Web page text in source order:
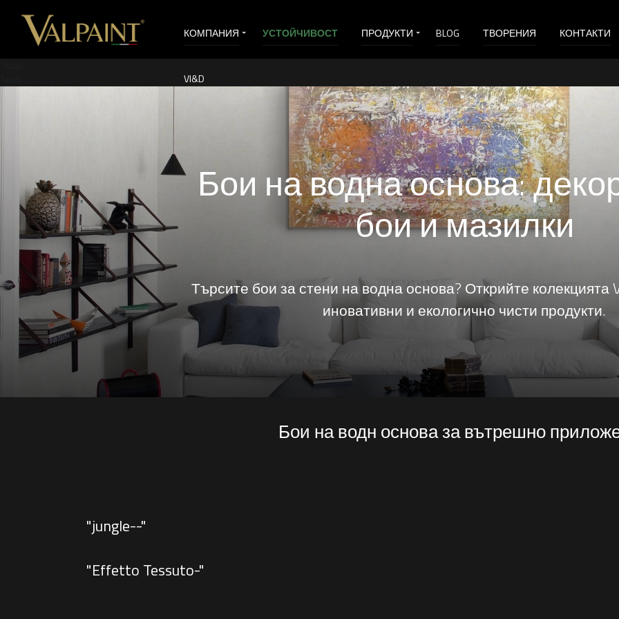
КОМПАНИЯ УСТОЙЧИВОСТ ПРОДУКТИ BLOG ТВОРЕНИЯ КОНТАКТИ
VI&D
Бои на водна основа:
бои и мазилки
Търсите бои за стени на водна основа? Открийте колекцията
иновативни и екологично чисти продукти.
Бои на водн основа за вътрешно
"jungle--"
"Effetto Tessuto-"